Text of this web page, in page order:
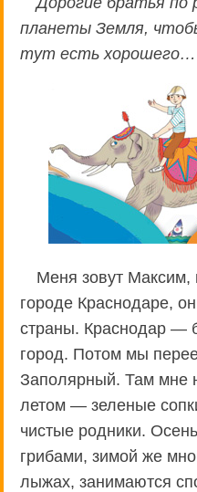
планеты Земля,
тут есть хорошего…
Меня зовут Максим,
городе Краснодаре,
страны. Краснодар —
город. Потом мы
Заполярный. Там мне
летом — зеленые
чистые родники.
грибами, зимой же
лыжах, занимаются